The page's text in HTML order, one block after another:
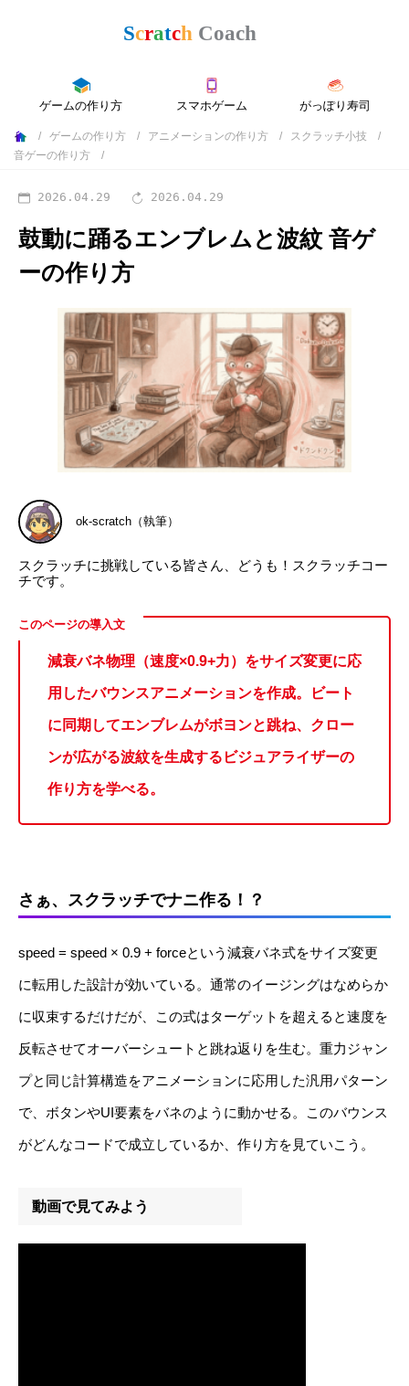
ゲームの作り方 スマホゲーム がっぽり寿司
ゲームの作り方 アニメーションの作り方
スクラッチ小技
音ゲーの作り方
2026.04.29 2026.04.29
鼓動に踊るエンブレムと波紋 音ゲ
ーの作り方
ok-scratch（執筆）
スクラッチに挑戦している皆さん、どうも！スクラッチコー
チです。
減衰バネ物理（速度×0.9+力）をサイズ変更に応
用したバウンスアニメーションを作成。ビート
に同期してエンブレムがボヨンと跳ね、クロー
ンが広がる波紋を生成するビジュアライザーの
作り方を学べる。
さぁ、スクラッチでナニ作る！？
speed = speed × 0.9 + forceという減衰バネ式をサイズ変更
に転用した設計が効いている。通常のイージングはなめらか
に収束するだけだが、この式はターゲットを超えると速度を
反転させてオーバーシュートと跳ね返りを生む。重力ジャン
プと同じ計算構造をアニメーションに応用した汎用パターン
で、ボタンやUI要素をバネのように動かせる。このバウンス
がどんなコードで成立しているか、作り方を見ていこう。
動画で見てみよう